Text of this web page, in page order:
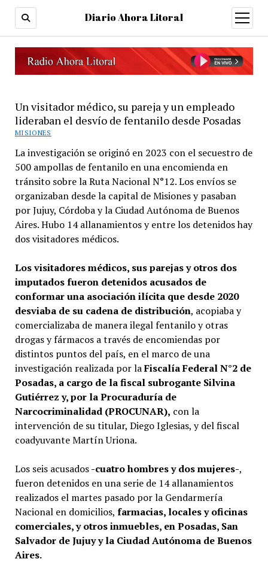
Diario Ahora Litoral
open
menu
Un visitador médico, su pareja y un empleado
lideraban el desvío de fentanilo desde Posadas
MISIONES
La investigación se originó en 2023 con el secuestro de
500 ampollas de fentanilo en una encomienda en
tránsito sobre la Ruta Nacional N°12. Los envíos se
organizaban desde la capital de Misiones y pasaban
por Jujuy, Córdoba y la Ciudad Autónoma de Buenos
Aires. Hubo 14 allanamientos y entre los detenidos hay
dos visitadores médicos.
Los visitadores médicos, sus parejas y otros dos
imputados fueron detenidos acusados de
conformar una asociación ilícita que desde 2020
desviaba de su cadena de distribución, acopiaba y
comercializaba de manera ilegal fentanilo y otras
drogas y fármacos a través de encomiendas por
distintos puntos del país, en el marco de una
investigación realizada por laFiscalía Federal N°2 de
Posadas, a cargo de la fiscal subrogante Silvina
Gutiérrez y, por la Procuraduría de
Narcocriminalidad (PROCUNAR), con la
intervención de su titular, Diego Iglesias, y del fiscal
coadyuvante Martín Uriona.
Los seis acusados-cuatro hombres y dos mujeres-,
fueron detenidos en una serie de 14 allanamientos
realizados el martes pasado por la Gendarmería
Nacional en domicilios, farmacias, locales y oficinas
comerciales, y otros inmuebles, en Posadas, San
Salvador de Jujuy y la Ciudad Autónoma de Buenos
Aires.